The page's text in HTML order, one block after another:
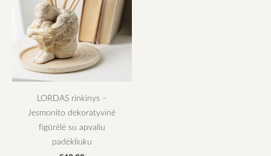
LORDAS rinkinys –
Jesmonito dekoratyvinė
figūrėlė su apvaliu
padėkliuku